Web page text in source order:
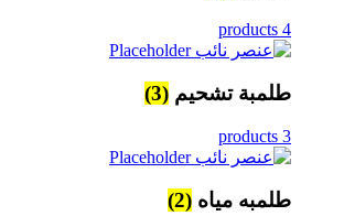
4 products
طلمبة تشحيم (3)
3 products
طلمبه مياه (2)